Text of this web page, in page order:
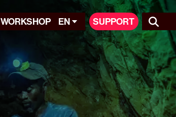
WORKSHOP EN SUPPORT